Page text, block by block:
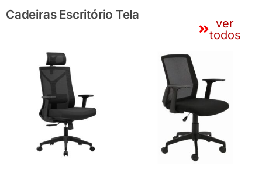
Cadeiras Escritório Tela
ver
todos